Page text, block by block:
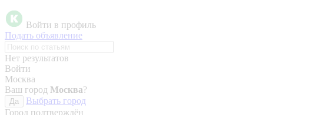
Войти в профиль
Подать объявление
Нет результатов
Войти
Москва
Ваш город Москва?
Да
Выбрать город
Город подтверждён